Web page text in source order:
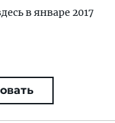
в январе 2017